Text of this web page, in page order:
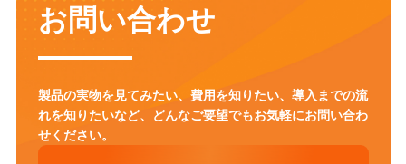
お問い合わせ
製品の実物を見てみたい、費用を知りたい、導入までの流
れを知りたいなど、
どんなご要望でもお気軽にお問い合わ
せください。